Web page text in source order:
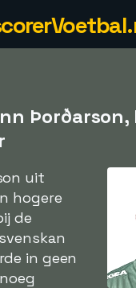
Þorðarson,
uit
hogere
de
in geen